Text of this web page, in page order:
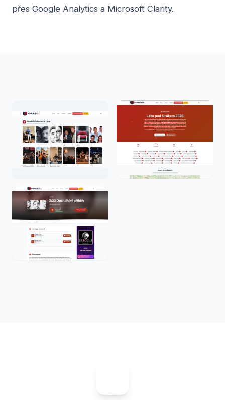
přes Google Analytics a Microsoft Clarity.